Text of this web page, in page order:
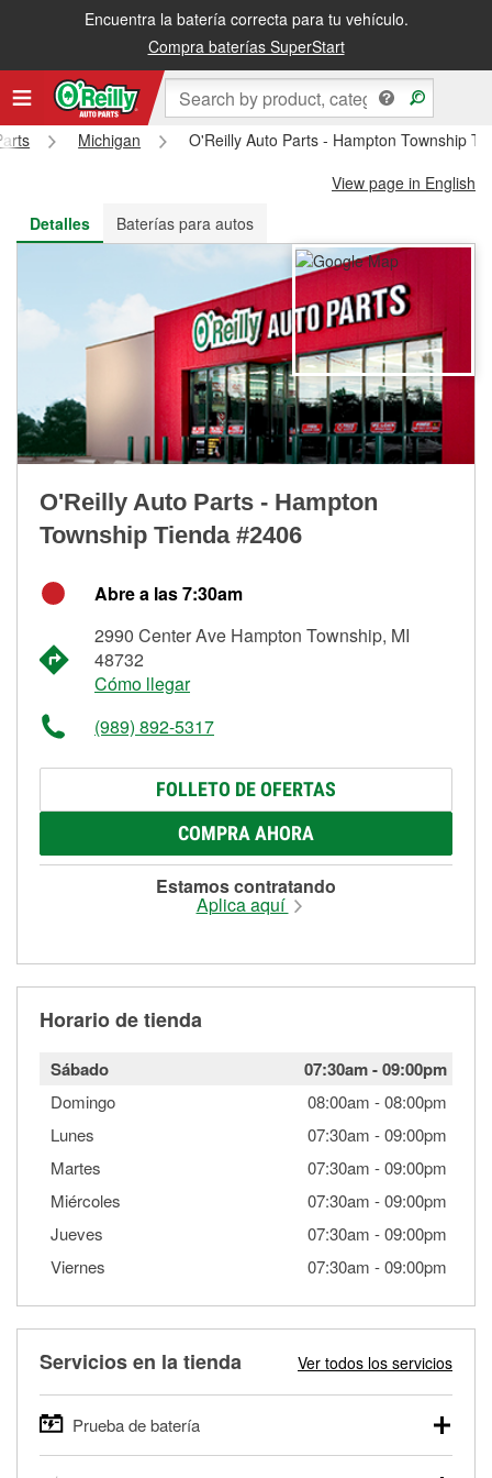
Encuentra la batería correcta para tu vehículo.
Compra baterías SuperStart
Recibe tu orden gratis al día siguiente o recógela en la tienda
Michigan
O'Reilly Auto Parts - Hampton Township
View page in English
Detalles
Baterías para autos
O'Reilly Auto Parts - Hampton
Township Tienda #2406
Abre a las 7:30am
2990 Center Ave Hampton Township, MI
48732
Cómo llegar
(989) 892-5317
FOLLETO DE OFERTAS
COMPRA AHORA
Estamos contratando
Aplica aquí
Horario de tienda
Sábado 07:30am-09:00pm
Domingo 08:00am -08:00pm
Lunes
07:30am -09:00pm
Martes
07:30am -09:00pm
Miércoles
07:30am -09:00pm
Jueves
07:30am -09:00pm
Viernes
07:30am -09:00pm
Servicios en la tienda Ver todos los servicios
Prueba de batería